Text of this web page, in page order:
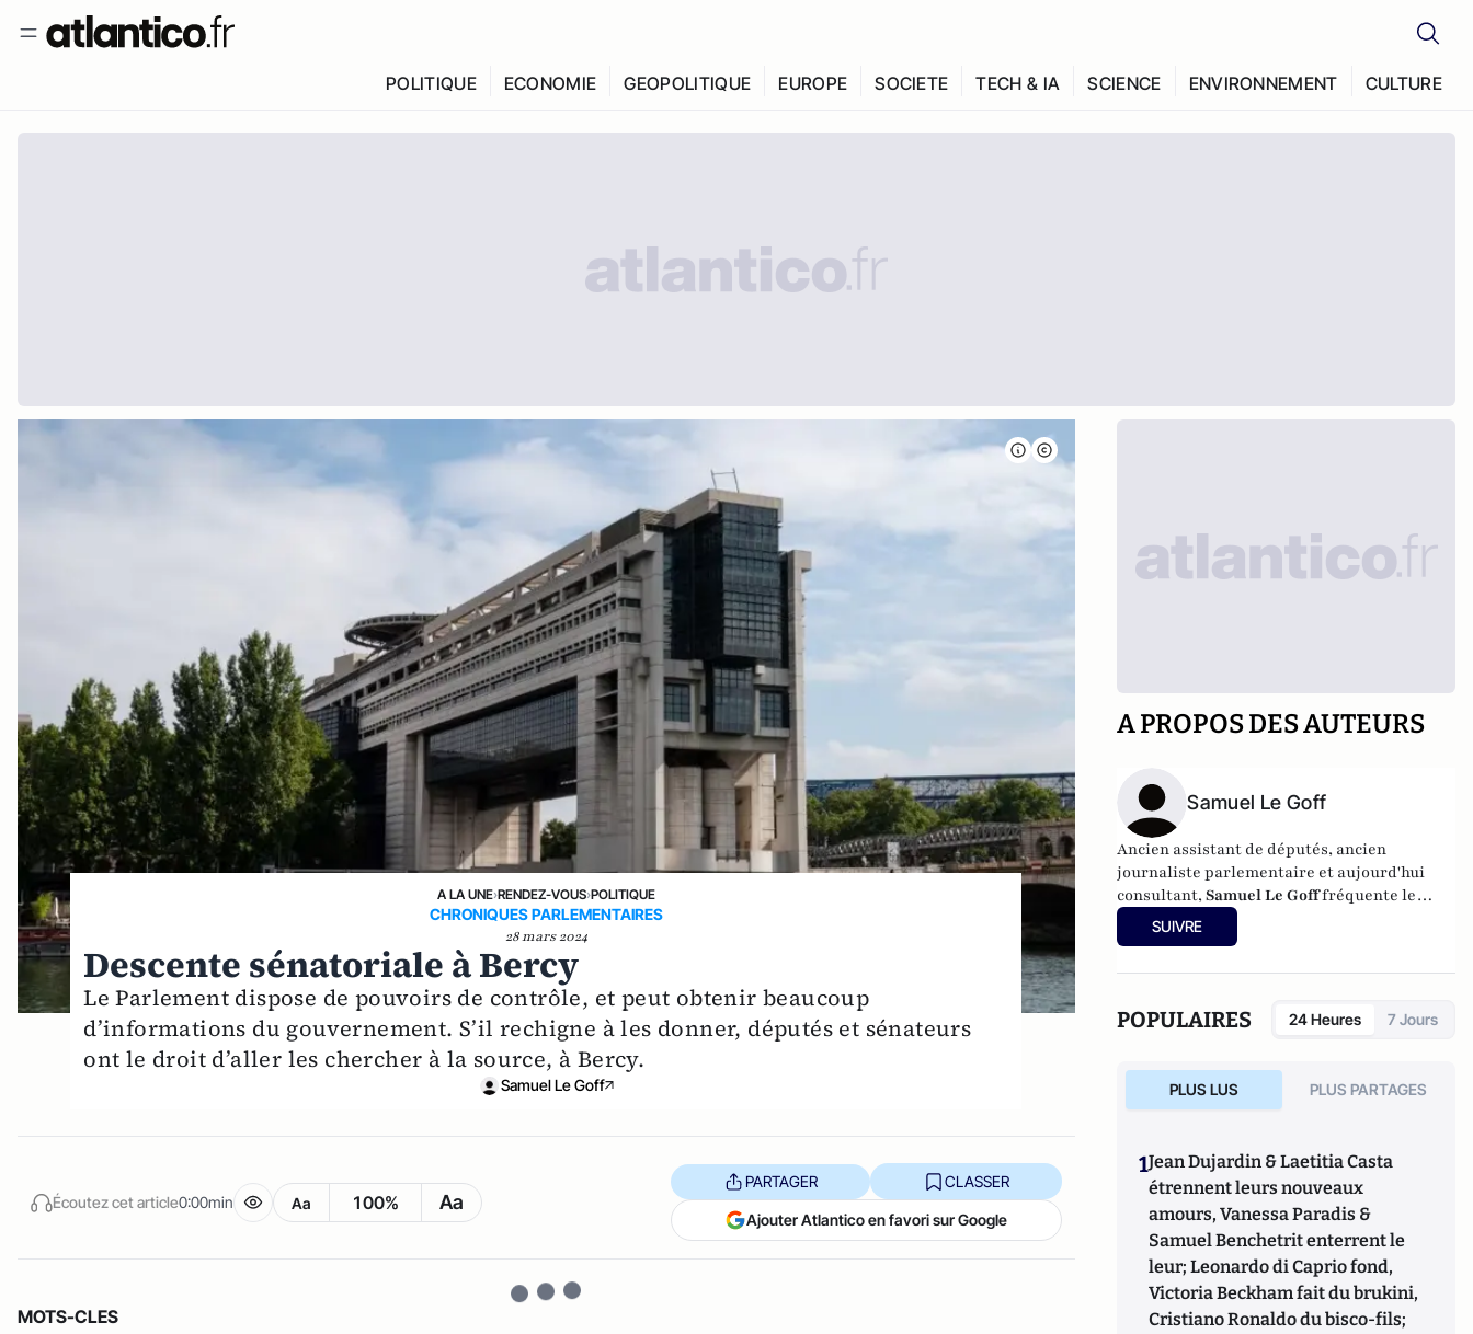
POLITIQUE ECONOMIE GEOPOLITIQUE EUROPE SOCIETE TECH & IA SCIENCE ENVIRONNEMENT CULTURE
A LA UNE›RENDEZ-VOUS›POLITIQUE
CHRONIQUES PARLEMENTAIRES
28 mars 2024
Descente sénatoriale à Bercy
Le Parlement dispose de pouvoirs de contrôle, et peut obtenir beaucoup
d’informations du gouvernement. S’il rechigne à les donner, députés et sénateurs
ont le droit d’aller les chercher à la source, à Bercy.
Samuel Le Goff
Écoutez cet article0:00min Aa 100% Aa
PARTAGER CLASSER
Ajouter Atlantico en favori sur Google
MOTS-CLES
A PROPOS DES AUTEURS
Samuel Le Goff
Ancien assistant de députés, ancien
journaliste parlementaire et aujourd'hui
consultant,Samuel Le Gofffréquente le
palais Bourbon et ses environs depuis 20
ans.
SUIVRE
POPULAIRES 24 Heures 7 Jours
PLUS LUS PLUS PARTAGES
1Jean Dujardin & Laetitia Casta
étrennent leurs nouveaux
amours, Vanessa Paradis &
Samuel Benchetrit enterrent le
leur; Leonardo di Caprio fond,
Victoria Beckham fait du brukini,
Cristiano Ronaldo du bisco-fils;